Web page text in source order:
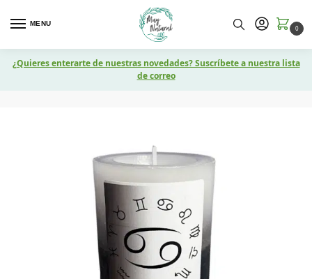
MENU
0
¿Quieres enterarte de nuestras novedades? Suscríbete a nuestra lista
de correo